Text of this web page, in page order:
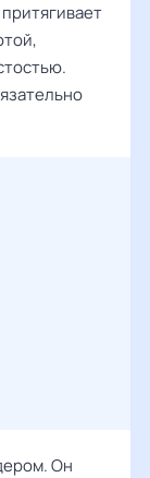
Он